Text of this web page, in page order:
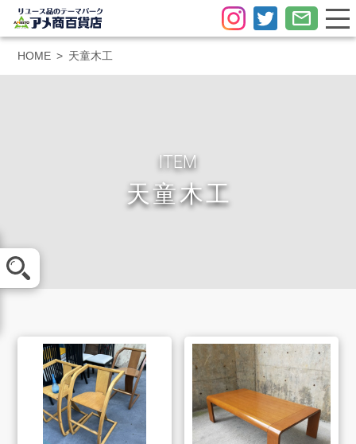
買取方法
買取アイテム
HOME 天童木工
ITEM
天童木工